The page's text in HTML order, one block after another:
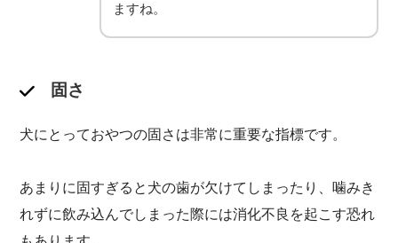
ますね。
固さ
犬にとっておやつの固さは非常に重要な指標です。
あまりに固すぎると犬の歯が欠けてしまったり、噛みき
れずに飲み込んでしまった際には消化不良を起こす恐れ